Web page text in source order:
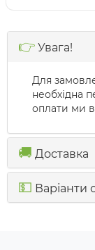
👉 Увага!
Для
необхідна
оплати ми
🚚 Доставка
💵 Варіанти